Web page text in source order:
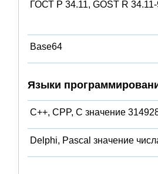
ГОСТ Р 34.11, GOST R
Base64
Языки
C++, CPP, C значение
Delphi, Pascal значение